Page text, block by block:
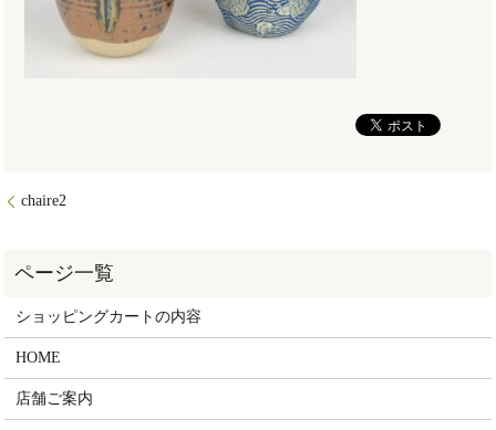
chaire2
ショッピングカートの内容
HOME
店舗ご案内